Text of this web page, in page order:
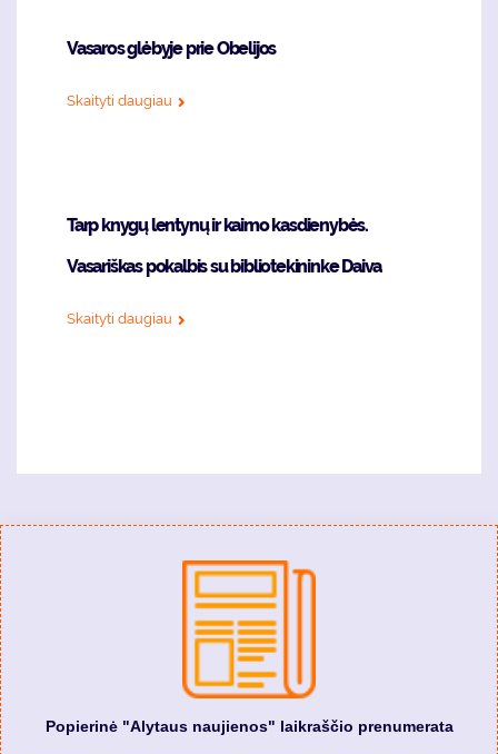
Vasaros glėbyje prie Obelijos
Skaityti daugiau
Tarp knygų lentynų ir kaimo kasdienybės.
Vasariškas pokalbis su bibliotekininke Daiva
Skaityti daugiau
Popierinė "Alytaus naujienos" laikraščio prenumerata